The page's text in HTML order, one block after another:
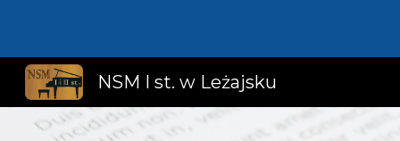
NSM I st. w Leżajsku